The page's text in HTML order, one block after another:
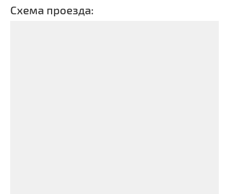
Схема проезда: